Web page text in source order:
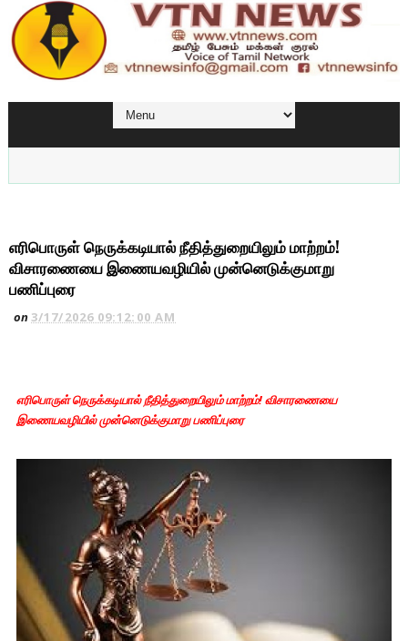
எரிபொருள் நெருக்கடியால் நீதித்துறையிலும் மாற்றம்!
விசாரணையை இணையவழியில் முன்னெடுக்குமாறு
பணிப்புரை
on3/17/2026 09:12:00 AM
எரிபொருள் நெருக்கடியால் நீதித்துறையிலும் மாற்றம்! விசாரணையை
இணையவழியில் முன்னெடுக்குமாறு பணிப்புரை